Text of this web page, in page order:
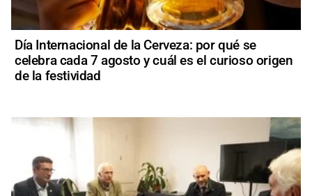
Día Internacional de la Cerveza: por qué se
celebra cada 7 agosto y cuál es el curioso origen
de la festividad